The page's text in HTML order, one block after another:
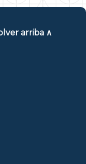
arriba ∧